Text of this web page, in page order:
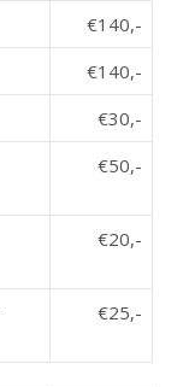
€140,-
€140,-
€30,-
€50,-
€20,-
€25,-